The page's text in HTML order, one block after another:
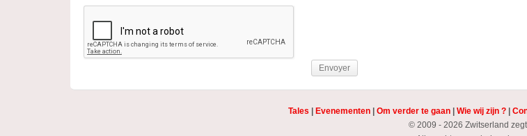
Tales Evenementen| Om verder te gaan| Wie wij zijn ?|
© 2009 - 2026 Zwitserland zegt